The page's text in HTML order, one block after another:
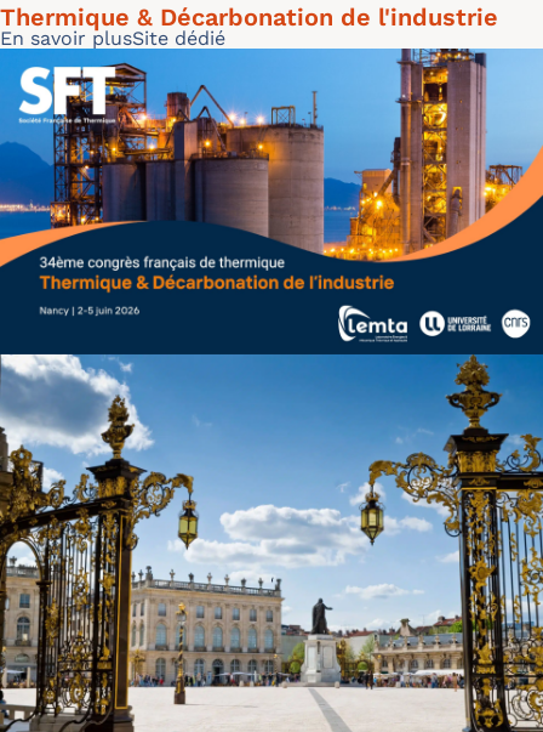
Thermique & Décarbonation de l'industrie
Read more
En savoir plusSite dédié